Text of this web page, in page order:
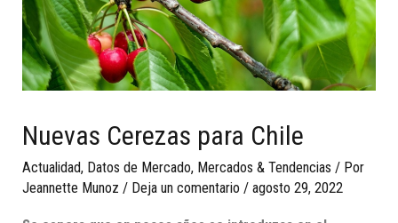
Nuevas Cerezas para Chile
Actualidad, Datos de Mercado, Mercados & Tendencias / Por
Jeannette Munoz / Deja un comentario /agosto 29, 2022